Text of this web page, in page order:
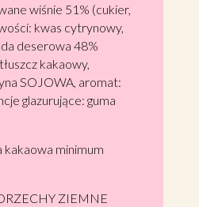
wiśnie 51% (cukier,
kwas cytrynowy,
deserowa 48%
kakaowy,
SOJOWA, aromat:
glazurujące: guma
kakaowa minimum
ZIEMNE